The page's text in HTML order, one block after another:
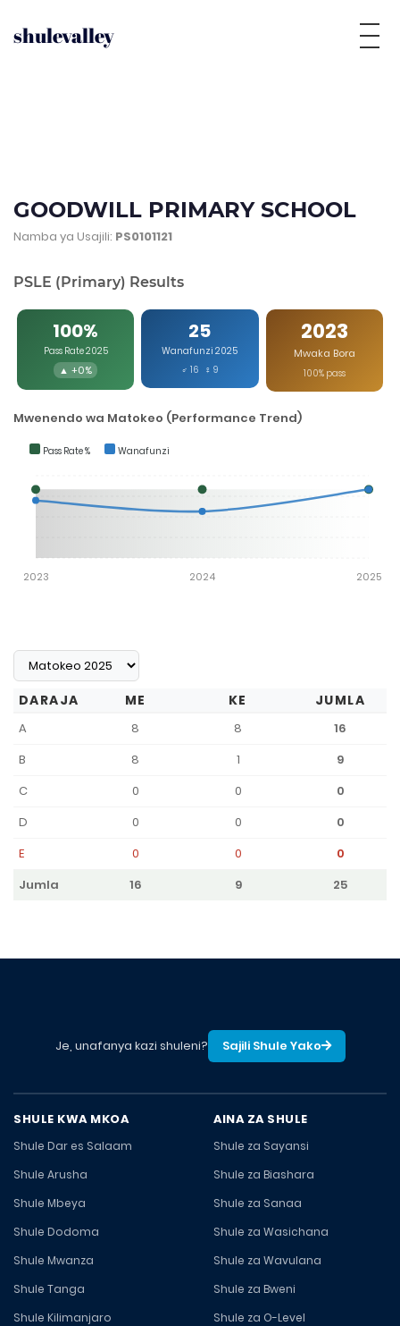
shulevalley
GOODWILL PRIMARY SCHOOL
Namba ya Usajili: PS0101121
PSLE (Primary) Results
100%
Pass Rate 2025
▲ +0%
25
Wanafunzi 2025
♂ 16 ♀ 9
2023
Mwaka Bora
100% pass
Mwenendo wa Matokeo (Performance Trend)
Pass Rate % Wanafunzi
2023 2024 2025
DARAJA ME KE JUMLA
A 8 8
16
B
8 1
9
C
0 0
0
D
0 0
0
E
0 0
0
Jumla
16 9 25
Je, unafanya kazi shuleni? Sajili Shule Yako
SHULE KWA MKOA
Shule Dar es Salaam
Shule Arusha
Shule Mbeya
Shule Dodoma
Shule Mwanza
Shule Tanga
Shule Kilimanjaro
AINA ZA SHULE
Shule za Sayansi
Shule za Biashara
Shule za Sanaa
Shule za Wasichana
Shule za Wavulana
Shule za Bweni
Shule za O-Level